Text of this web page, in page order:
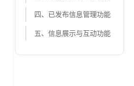
四、已发布信息管理功能
五、信息展示与互动功能